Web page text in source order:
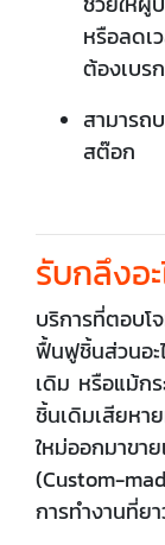
หรือลดเ
ต้องเบร
สามารถ
สต๊อก
รับกลึงอ
บริการที่ตอบ
ฟื้นฟูชิ้นส่วนอะ
เดิม หรือแม้ก
ชิ้นเดิมเสียหา
ใหม่ออกมาขา
(Custom-
การทำงานที่ย